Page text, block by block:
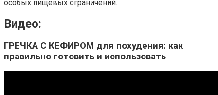
особых пищевых ограничений.
Видео:
ГРЕЧКА С КЕФИРОМ для похудения: как
правильно готовить и использовать